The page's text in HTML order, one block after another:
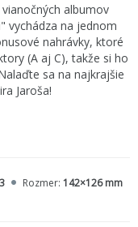
albumov
vychádza na jednom
nahrávky, ktoré
(A aj C), takže si ho
sa na najkrajšie
Jaroša!
Rozmer: 142×126 mm